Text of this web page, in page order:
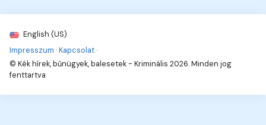
English (US)
Impresszum ·Kapcsolat ·
© Kék hírek, bűnügyek, balesetek - Kriminális 2026. Minden jog
fenttartva